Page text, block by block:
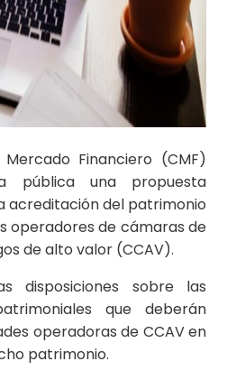
Financiero (CMF)
pública una propuesta
acreditación del patrimonio
operadores de cámaras de
de alto valor (CCAV).
disposiciones sobre las
que deberán
operadoras de CCAV en
patrimonio.